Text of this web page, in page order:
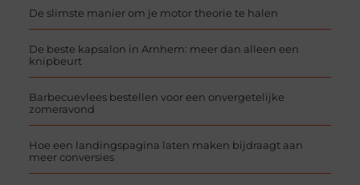
De slimste manier om je motor theorie te halen
De beste kapsalon in Arnhem: meer dan alleen een
knipbeurt
Barbecuevlees bestellen voor een onvergetelijke
zomeravond
Hoe een landingspagina laten maken bijdraagt aan
meer conversies